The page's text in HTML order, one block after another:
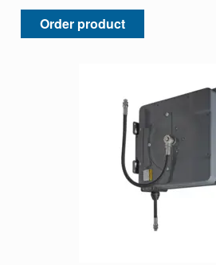
Order product